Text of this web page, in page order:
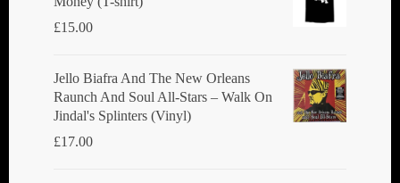
£15.00
Jello Biafra And The New Orleans
Raunch And Soul All-Stars ‎– Walk On
Jindal's Splinters (Vinyl)
£17.00